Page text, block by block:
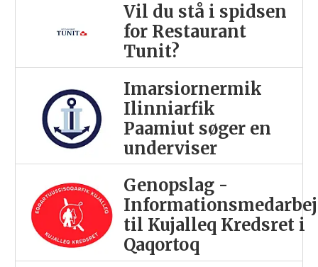
Vil du stå i spidsen
for Restaurant
Tunit?
Imarsiornermik
Ilinniarfik
Paamiut søger en
underviser
Genopslag -
til Kujalleq Kredsret i
Qaqortoq